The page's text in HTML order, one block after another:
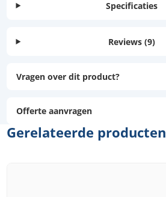
Specificaties
Reviews (9)
Vragen over dit product?
Offerte aanvragen
Gerelateerde producten